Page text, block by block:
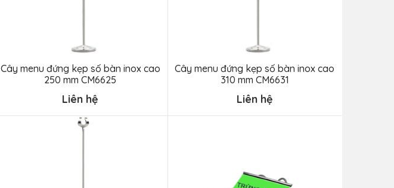
Cây menu đứng kẹp số bàn inox cao
250 mm CM6625
Liên hệ
Cây menu đứng kẹp số bàn inox cao
310 mm CM6631
Liên hệ